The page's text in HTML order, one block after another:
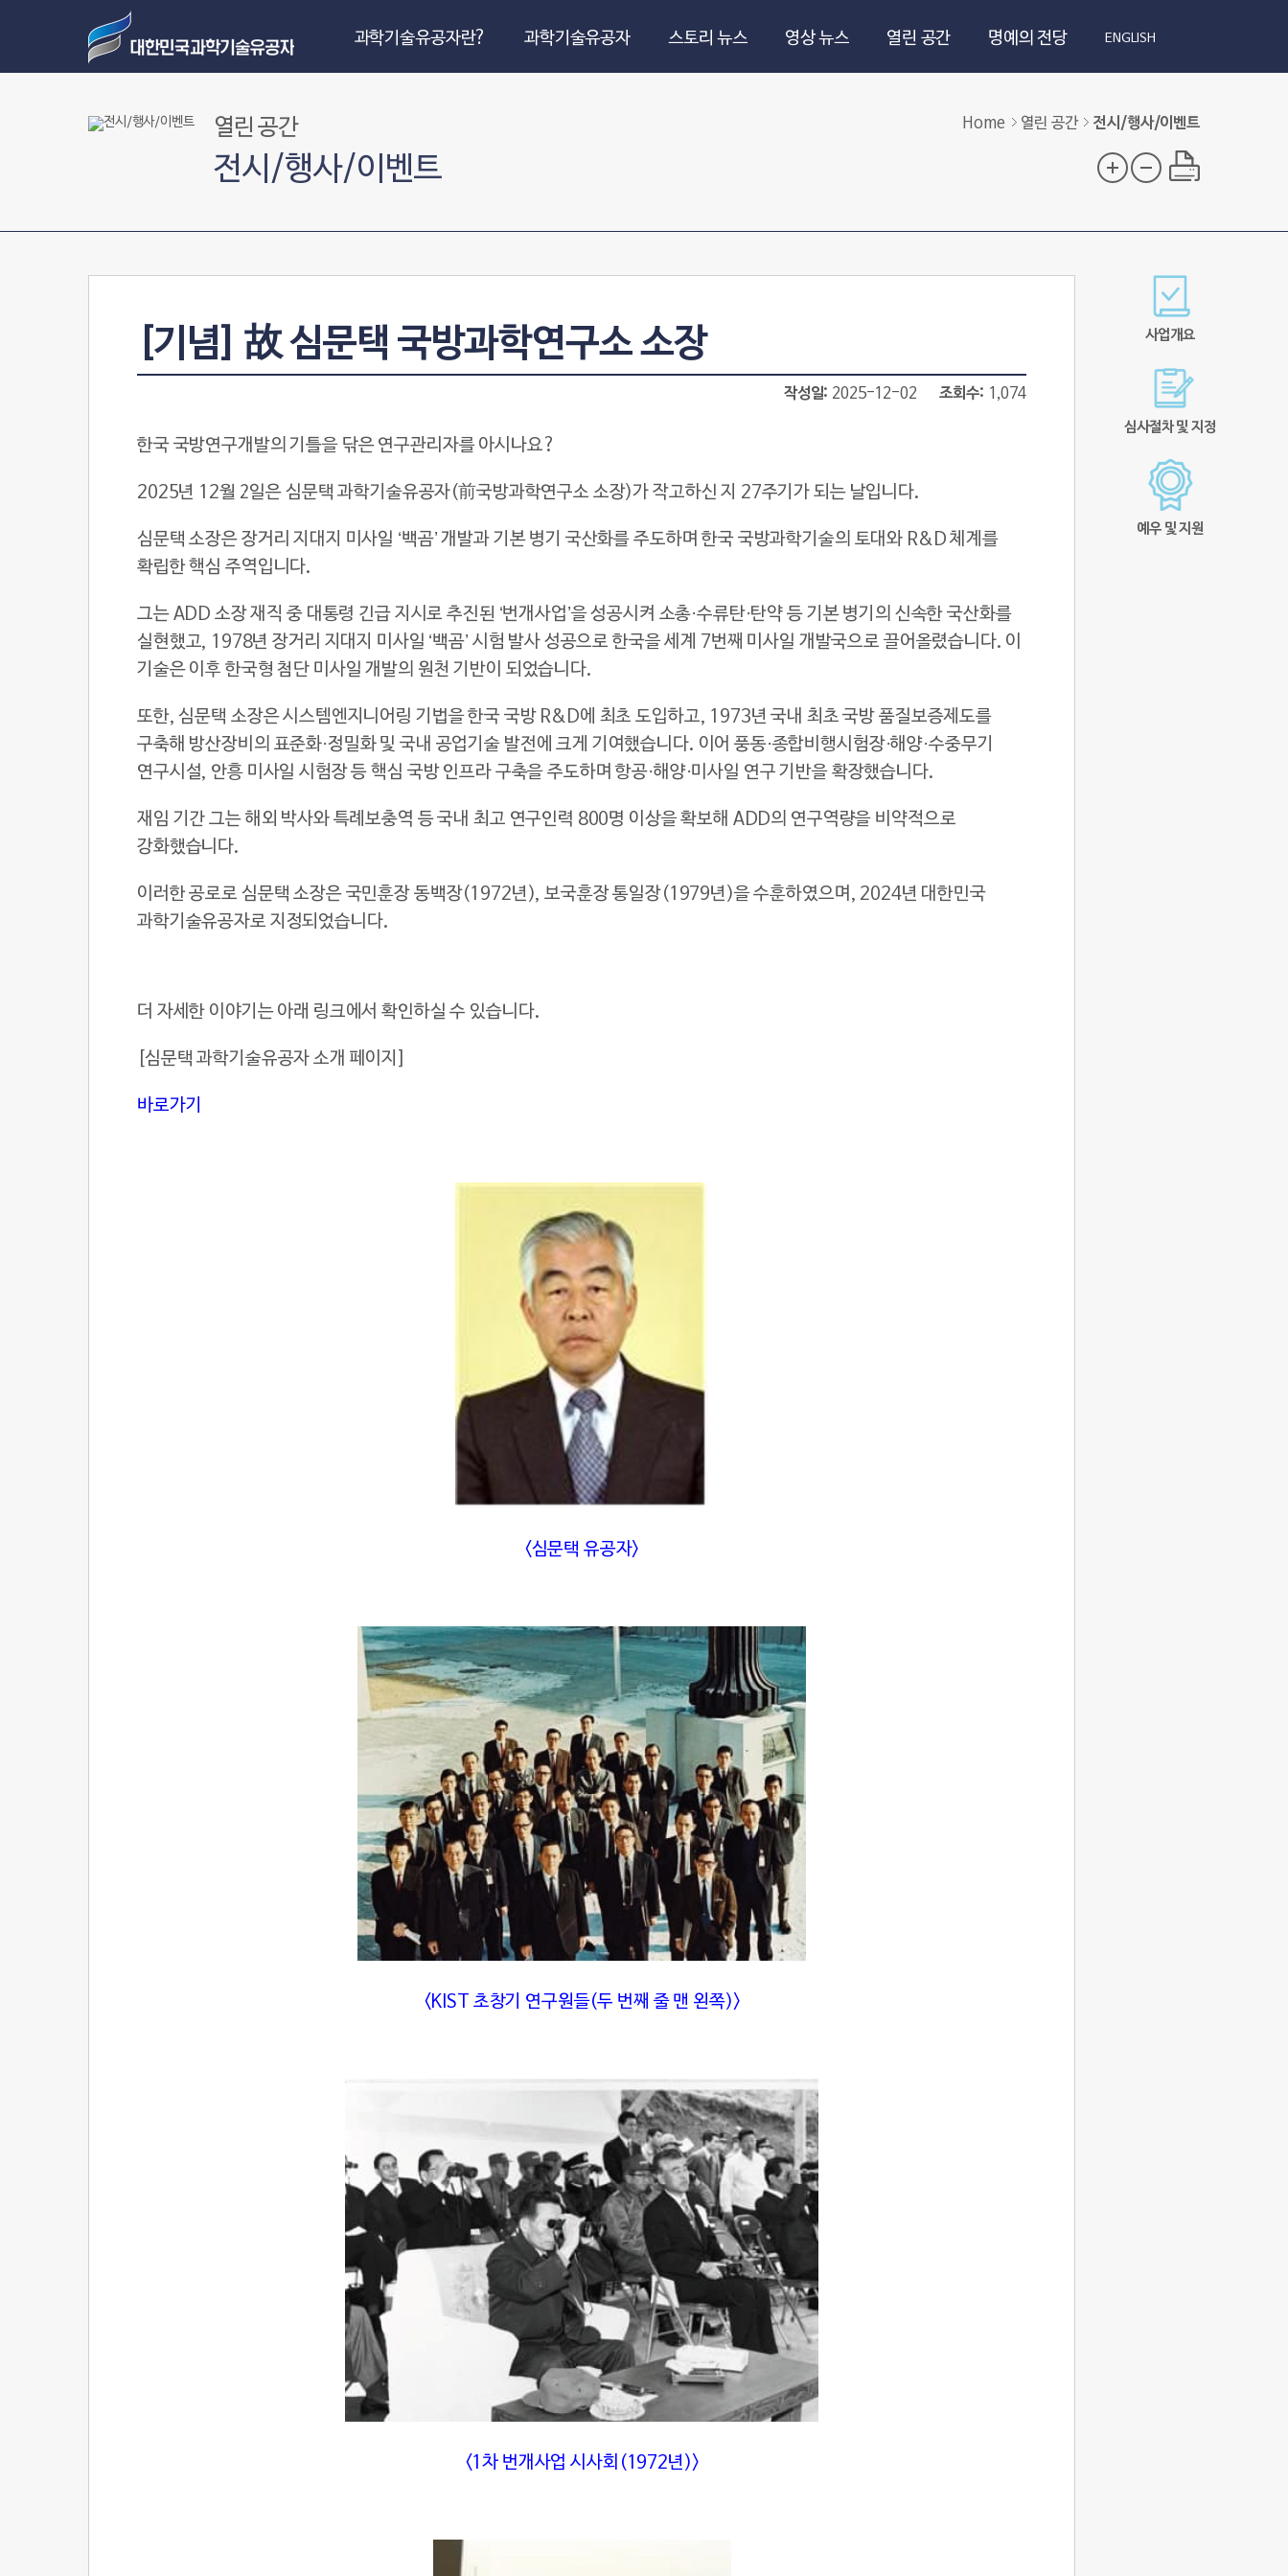
과학기술유공자란? 과학기술유공자 스토리 뉴스 영상 뉴스 열린 공간 명예의 전당 ENGLISH
Home 열린 공간 전시/행사/이벤트
열린 공간
전시/행사/이벤트
[기념] 故 심문택 국방과학연구소 소장
작성일 2025-12-02 조회수 1,074
한국 국방연구개발의 기틀을 닦은 연구관리자를 아시나요 ?
2025년 12월 2일은 심문택 과학기술유공자(前국방과학연구소 소장)가 작고하신 지 27주기가 되는 날입니다.
심문택 소장은 장거리 지대지 미사일 ‘백곰’ 개발과 기본 병기 국산화를 주도하며 한국 국방과학기술의 토대와 R&D 체계를
확립한 핵심 주역입니다.
그는 ADD 소장 재직 중 대통령 긴급 지시로 추진된 ‘번개사업’을 성공시켜 소총·수류탄·탄약 등 기본 병기의 신속한 국산화를
실현했고, 1978년 장거리 지대지 미사일 ‘백곰’ 시험 발사 성공으로 한국을 세계 7번째 미사일 개발국으로 끌어올렸습니다. 이
기술은 이후 한국형 첨단 미사일 개발의 원천 기반이 되었습니다.
또한, 심문택 소장은 시스템엔지니어링 기법을 한국 국방 R&D에 최초 도입하고, 1973년 국내 최초 국방 품질보증제도를
구축해 방산장비의 표준화·정밀화 및 국내 공업기술 발전에 크게 기여했습니다. 이어 풍동·종합비행시험장·해양·수중무기
연구시설, 안흥 미사일 시험장 등 핵심 국방 인프라 구축을 주도하며 항공·해양·미사일 연구 기반을 확장했습니다.
재임 기간 그는 해외 박사와 특례보충역 등 국내 최고 연구인력 800명 이상을 확보해 ADD의 연구역량을 비약적으로
강화했습니다.
이러한 공로로 심문택 소장은 국민훈장 동백장(1972년), 보국훈장 통일장(1979년)을 수훈하였으며, 2024년 대한민국
과학기술유공자로 지정되었습니다.
더 자세한 이야기는 아래 링크에서 확인하실 수 있습니다.
[심문택 과학기술유공자 소개 페이지]
바로가기
<심문택 유공자>
<KIST 초창기 연구원들(두 번째 줄 맨 왼쪽)>
<1차 번개사업 시사회(1972년)>
사업개요
심사절차 및 지정
예우 및 지원